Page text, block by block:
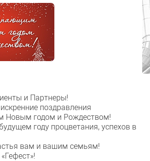
и Партнеры!
поздравления
Новым годом и Рождеством!
году процветания, успехов в
вам и вашим семьям!